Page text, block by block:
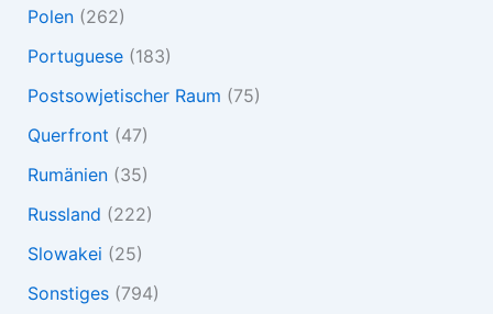
Polen(262)
Portuguese(183)
Postsowjetischer Raum (75)
Querfront (47)
Rumänien(35)
Russland (222)
Slowakei (25)
Sonstiges(794)